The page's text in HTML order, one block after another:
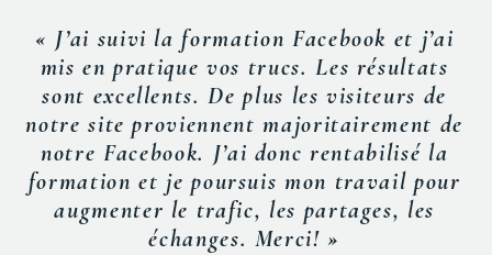
« J’ai suivi la formation Facebook et j’ai
mis en pratique vos trucs. Les résultats
sont excellents. De plus les visiteurs de
notre site proviennent majoritairement de
notre Facebook. J’ai donc rentabilisé la
formation et je poursuis mon travail pour
augmenter le trafic, les partages, les
échanges. Merci! »